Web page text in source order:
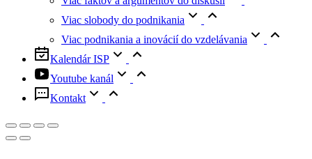
Viac slobody do podnikania
Viac podnikania a inovácií do vzdelávania
Kalendár ISP
Youtube kanál
Kontakt